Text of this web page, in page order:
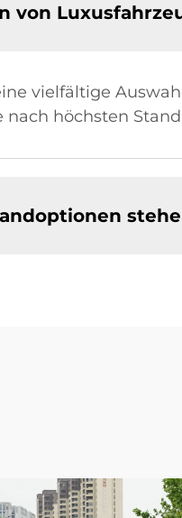
von
vielfältige
nach höchsten